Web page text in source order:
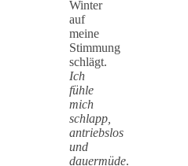
Winter
auf
meine
Stimmung
schlägt.
Ich
fühle
mich
schlapp,
antriebslos
und
dauermüde.